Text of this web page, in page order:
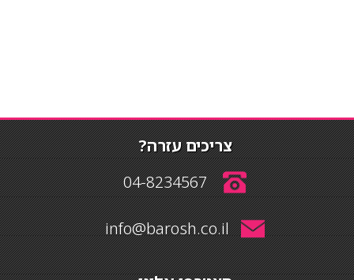
צריכים עזרה?
04-8234567
info@barosh.co.il